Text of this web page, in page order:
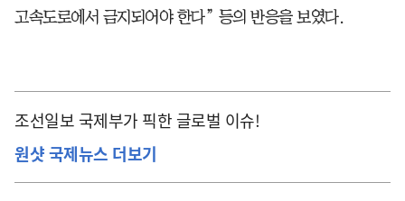
고속도로에서 금지되어야 한다” 등의 반응을 보였다.
조선일보 국제부가 픽한 글로벌 이슈!
원샷 국제뉴스 더보기